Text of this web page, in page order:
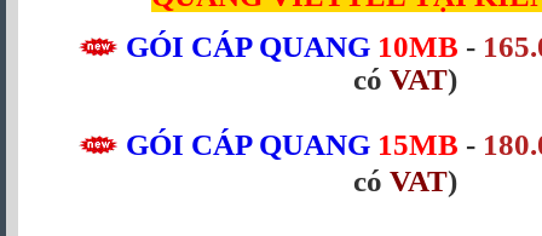
GÓI CÁP QUANG 10MB -
có VAT)
GÓI CÁP QUANG 15MB -
có VAT)